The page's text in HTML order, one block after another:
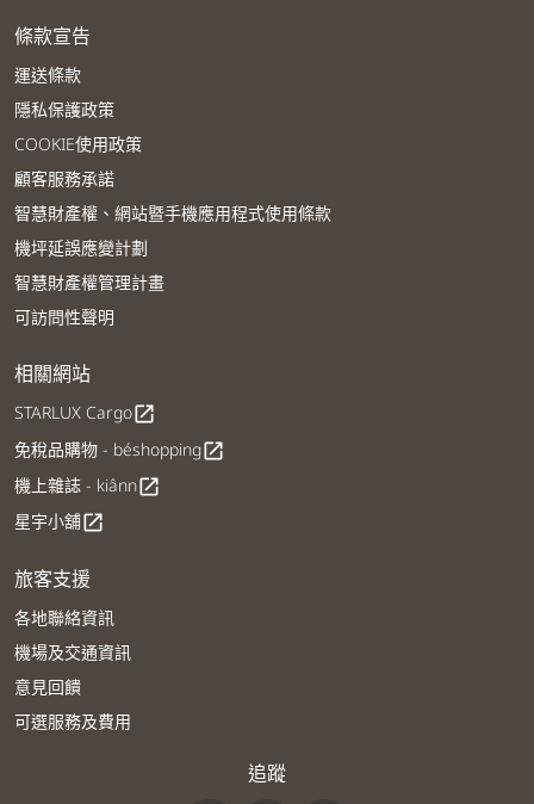
條款宣告
運送條款
隱私保護政策
COOKIE使用政策
顧客服務承諾
智慧財產權、網站暨手機應用程式使用條款
機坪延誤應變計劃
智慧財產權管理計畫
可訪問性聲明
相關網站
STARLUX Cargoopen_in_new
免稅品購物 - béshoppingopen_in_new
機上雜誌 - kiânnopen_in_new
星宇小舖open_in_new
旅客支援
各地聯絡資訊
機場及交通資訊
意見回饋
可選服務及費用
追蹤